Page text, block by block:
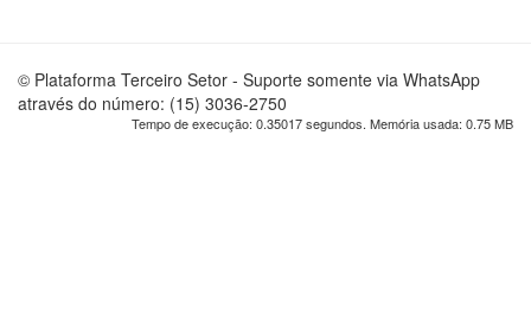
© Plataforma Terceiro Setor - Suporte somente via WhatsApp
através do número: (15) 3036-2750
Tempo de execução: 0.35017 segundos. Memória usada: 0.75 MB